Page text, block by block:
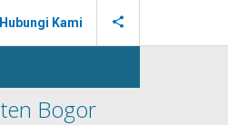
Hubungi Kami
Bogor